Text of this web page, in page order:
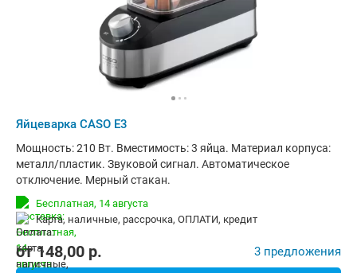
Яйцеварка CASO E3
Мощность: 210 Вт. Вместимость: 3 яйца. Материал корпуса:
металл/пластик. Звуковой сигнал. Автоматическое
отключение. Мерный стакан.
Бесплатная, 14 августа
карта, наличные, рассрочка, ОПЛАТИ, кредит
от148,00 p. 3 предложения